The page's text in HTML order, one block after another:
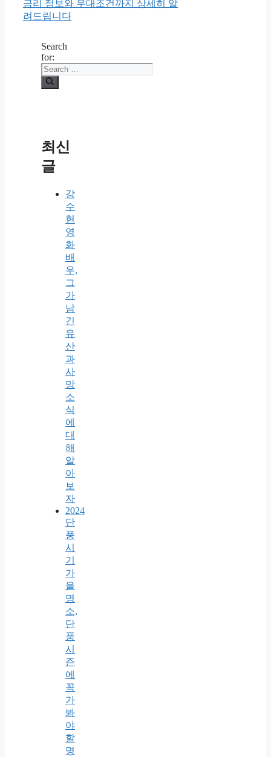
금리 정보와 우대조건까지 상세히 알
려드립니다
Search
for:
최신
글
강
수
현
영
화
배
우,
그
가
남
긴
유
산
과
사
망
소
식
에
대
해
알
아
보
자
2024
단
풍
시
기
가
을
명
소,
단
풍
시
즌
에
꼭
가
봐
야
할
명